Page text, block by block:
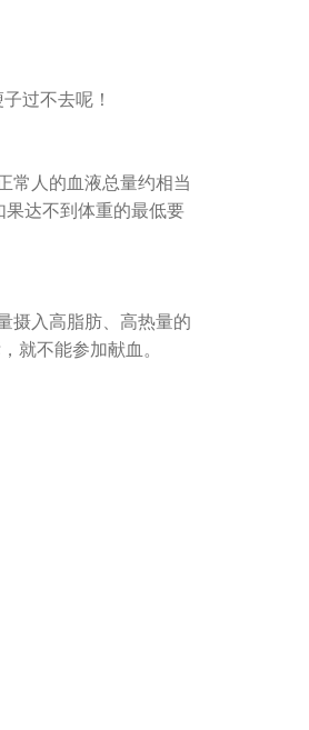
过不去呢！
常人的血液总量约相当
达不到体重的最低要
摄入高脂肪、高热量的
就不能参加献血。